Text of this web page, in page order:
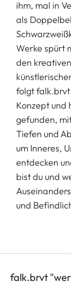
ihm, mal in
als
Werke spürt
den
folgt
Konzept und
gefunden,
Tiefen und
um Inneres,
entdecken
bist du und
und
falk.brvt "wer